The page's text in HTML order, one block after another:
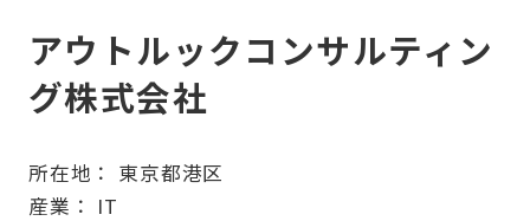
アウトルックコンサルティン
グ株式会社
所在地： 東京都港区
産業： IT